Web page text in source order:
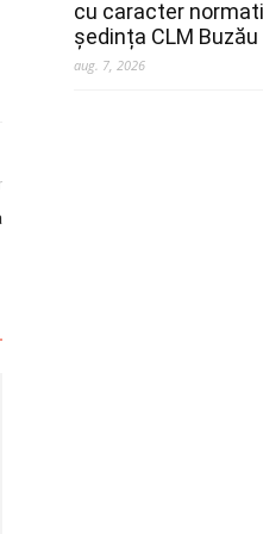
cu caracter
ședința CLM
aug. 7, 2026